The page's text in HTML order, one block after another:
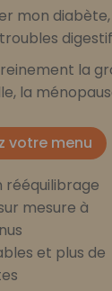
mon
la
la
votre menu
rééquilibrage
mesure à
et plus de